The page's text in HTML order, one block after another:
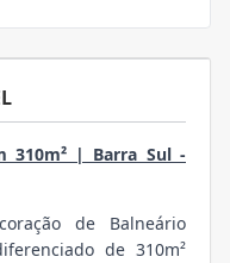
310m² | Barra Sul -
de Balneário
de 310m²